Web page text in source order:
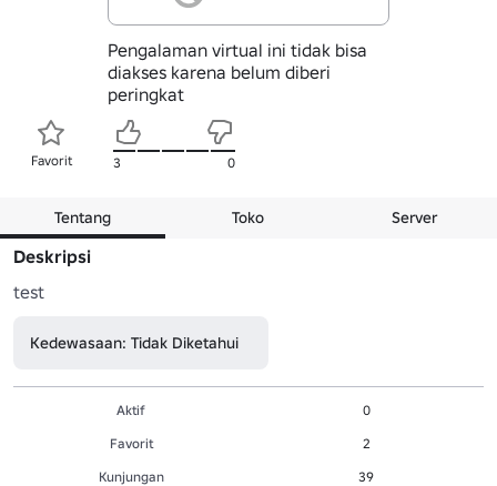
Pengalaman virtual ini tidak bisa
diakses karena belum diberi
peringkat
Favorit 3 0
Tentang Toko Server
Deskripsi
test
Kedewasaan: Tidak Diketahui
Aktif
0
Favorit
2
Kunjungan
39